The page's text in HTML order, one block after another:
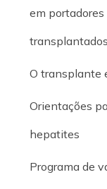
em
transplantados
O transplante
Orientações
hepatites
Programa de